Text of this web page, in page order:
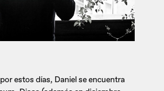
estos días, Daniel se encuentra